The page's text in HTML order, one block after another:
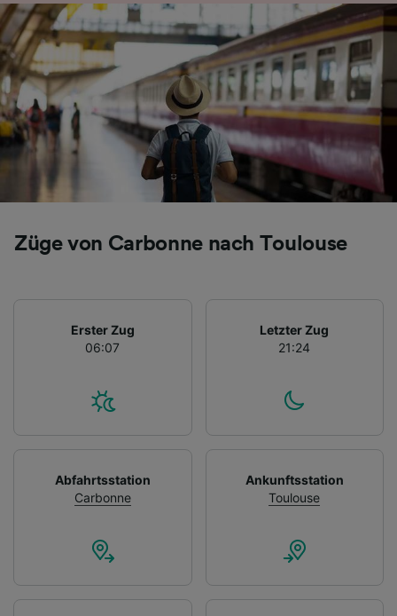
Züge von Carbonne nach Toulouse
Erster Zug
06:07
Letzter Zug
21:24
Abfahrtsstation
Carbonne
Ankunftsstation
Toulouse
Folgendes bereitzustellen:
Verwendung genauer Standortdaten.
Endgeräteeigenschaften zur Identifikation
aktiv abfragen. Speichern von oder Zugriff auf
Informationen auf einem Endgerät.
Personalisierte Werbung und Inhalte, Messung
von Werbeleistung und der Performance von
Inhalten, Zielgruppenforschung sowie
Entwicklung und Verbesserung von
Angeboten.